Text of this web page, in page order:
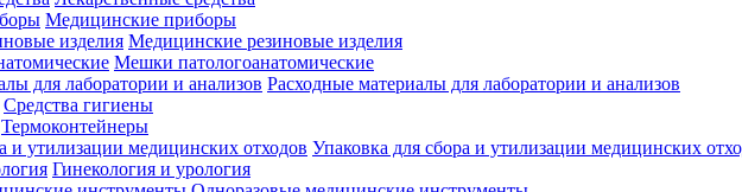
Медицинские приборы
Медицинские резиновые изделия
Мешки патологоанатомические
Расходные материалы для лаборатории и анализов
Средства гигиены
Термоконтейнеры
Упаковка для сбора и утилизации медицинских
Гинекология и урология